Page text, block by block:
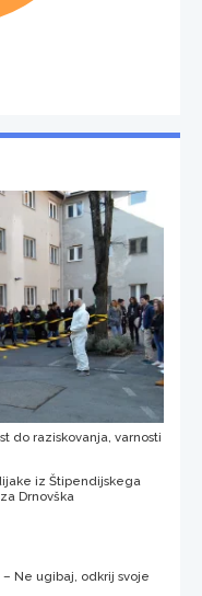
do raziskovanja, varnosti
iz Štipendijskega
Drnovška
Ne ugibaj, odkrij svoje